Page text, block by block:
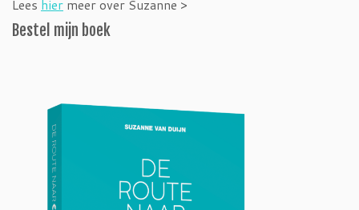
Lees hier meer over Suzanne >
Bestel mijn boek